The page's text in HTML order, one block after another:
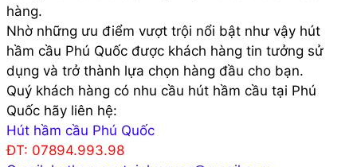
hàng.
Nhờ những ưu điểm vượt trội nổi bật như vậy hút
hầm cầu Phú Quốc được khách hàng tin tưởng sử
dụng và trở thành lựa chọn hàng đầu cho bạn.
Quý khách hàng có nhu cầu hút hầm cầu tại Phú
Quốc hãy liên hệ:
Hút hầm cầu Phú Quốc
ĐT: 07894.993.98